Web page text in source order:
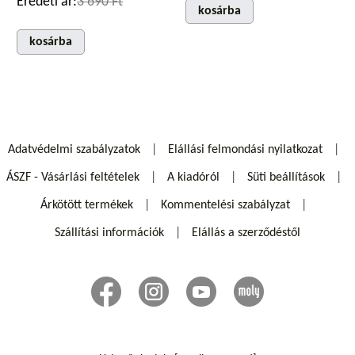
kosárba
kosárba
Adatvédelmi szabályzatok Elállási felmondási nyilatkozat
ÁSZF - Vásárlási feltételek A kiadóról Süti beállítások
Árkötött termékek Kommentelési szabályzat
Szállítási információk Elállás a szerződéstől